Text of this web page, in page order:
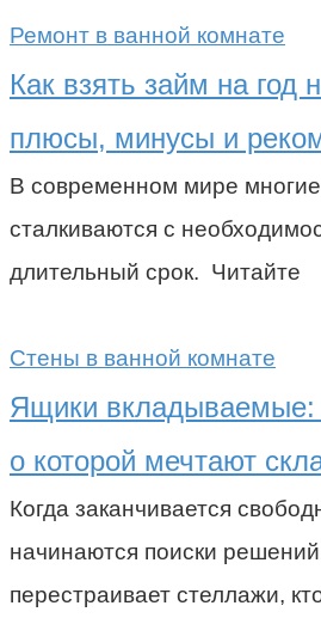
Ремонт в ванной комнате
Как взять займ на год
плюсы, минусы и
В современном мире
сталкиваются с
длительный срок. Читайте
Стены в ванной комнате
Ящики вкладываемые:
о которой мечтают
Когда заканчивается
начинаются поиски
перестраивает стеллажи,